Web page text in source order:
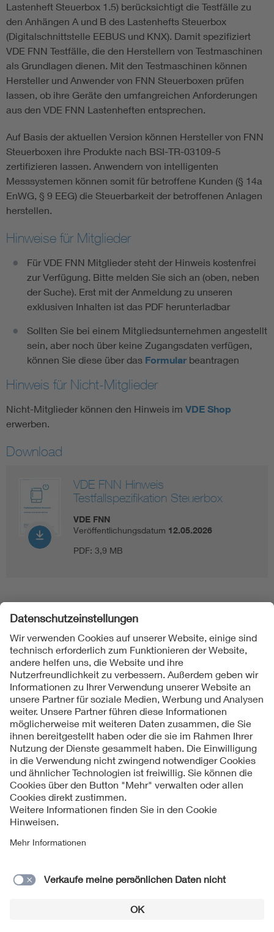
Regelsetzung
Lastenheft Steuerbox 1.5) berücksichtigt die Testfälle zu
den Anhängen A und B des Lastenhefts Steuerbox
(Digitalschnittstelle EEBUS und KNX). Damit spezifiziert
VDE FNN Testfälle, die den Herstellern von Testmaschinen
als Grundlagen dienen. Mit den Testmaschinen können
Hersteller und Anwender von FNN Steuerboxen prüfen
lassen, ob ihre Geräte den umfangreichen Anforderungen
aus den VDE FNN Lastenheften entsprechen.
Auf Basis der aktuellen Version können Hersteller von FNN
Steuerboxen ihre Produkte nach BSI-TR-03109-5
zertifizieren lassen. Anwendern von intelligenten
Messsystemen können somit für betroffene Kunden (§ 14a
EnWG, § 9 EEG) die Steuerbarkeit der betroffenen Anlagen
herstellen.
Hinweise für Mitglieder
Für VDE FNN Mitglieder steht der Hinweis kostenfrei
zur Verfügung. Bitte melden Sie sich an (oben, neben
der Suche). Erst mit der Anmeldung zu unseren
exklusiven Inhalten ist das PDF herunterladbar
Sollten Sie bei einem Mitgliedsunternehmen angestellt
sein, aber noch über keine Zugangsdaten verfügen,
können Sie diese über das Formular beantragen
Hinweis für Nicht-Mitglieder
Nicht-Mitglieder können den Hinweis im VDE Shop
erwerben.
Download
VDE FNN Hinweis
Testfallspezifikation Steuerbox
VDE FNN
Veröffentlichungsdatum 12.05.2026
PDF: 3,9 MB
Folgen Sie uns
Kontakte
Service
Impressum
Datenschutzinformationen
Cookie Hinweise
Lieferantenportal
© 2026 VDE Verband der Elektrotechnik Elektronik